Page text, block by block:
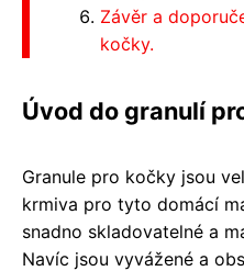
Závěr a
kočky.
Úvod do granulí
Granule pro kočky jsou
krmiva pro tyto domácí
snadno skladovatelné a
Navíc jsou vyvážené a